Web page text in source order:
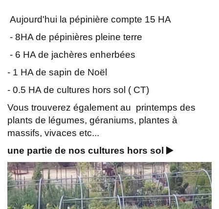
Aujourd'hui la pépinière compte 15 HA
- 8HA de pépinières pleine terre
- 6 HA de jachères enherbées
- 1 HA de sapin de Noël
- 0.5 HA de cultures hors sol ( CT)
Vous trouverez également au printemps des
plants de légumes, géraniums, plantes à
massifs, vivaces etc...
une partie de nos cultures hors sol